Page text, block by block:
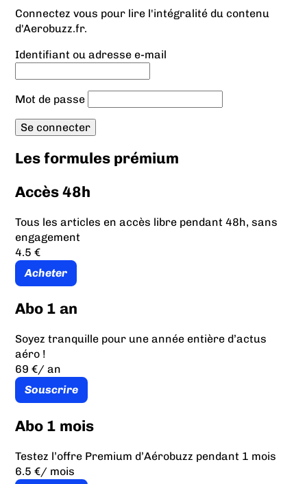
Connectez vous pour lire l'intégralité du contenu
d'Aerobuzz.fr.
Identifiant ou adresse e-mail
Mot de passe
Les formules prémium
Accès 48h
Tous les articles en accès libre pendant 48h, sans
engagement
4.5 €
Acheter
Abo 1 an
Soyez tranquille pour une année entière d’actus
aéro !
69 €/ an
Souscrire
Abo 1 mois
Testez l’offre Premium d’Aérobuzz pendant 1 mois
6.5 €/ mois